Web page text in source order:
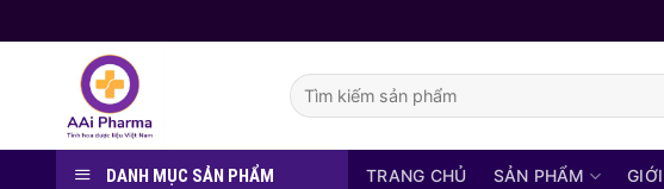
to
Tìm
kiếm:
DANH MỤC SẢN PHẨM TRANG CHỦ SẢN PHẨM